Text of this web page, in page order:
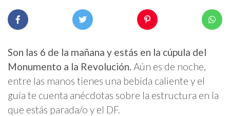
Son las 6 de la mañana y estás en la cúpula del
Monumento a la Revolución. Aún es de noche,
entre las manos tienes una bebida caliente y el
guía te cuenta anécdotas sobre la estructura en la
que estás parada/o y el DF.